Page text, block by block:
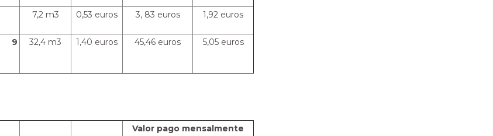
7,2 m3 0,53 euros 3, 83 euros 1,92 euros
9
32,4 m3 1,40 euros 45,46 euros 5,05 euros
Valor pago mensalmente